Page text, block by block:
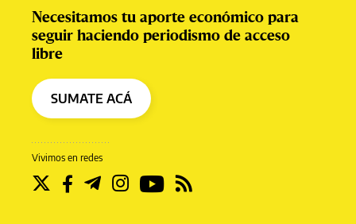
Vivimos en redes
Necesitamos tu aporte económico para
seguir haciendo periodismo de acceso
libre
SUMATE ACÁ